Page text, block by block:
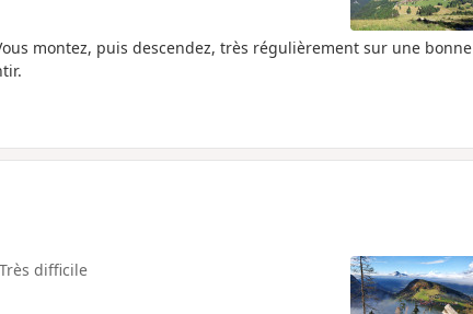
montez, puis descendez, très régulièrement sur une bonne
Très difficile